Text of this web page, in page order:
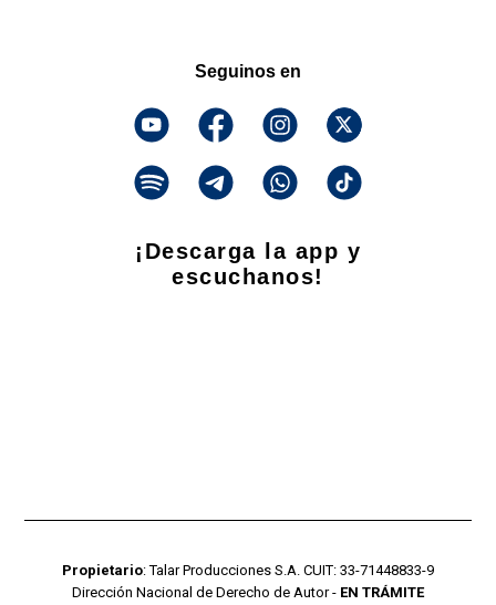
Seguinos en
¡Descarga la app y
escuchanos!
Propietario: Talar Producciones S.A. CUIT: 33-71448833-9
Dirección Nacional de Derecho de Autor - EN TRÁMITE